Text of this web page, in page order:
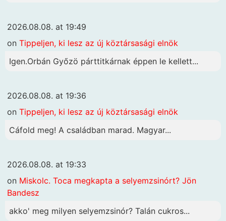
2026.08.08. at 19:49
on Tippeljen, ki lesz az új köztársasági elnök
Igen.Orbán Győzö párttitkárnak éppen le kellett...
2026.08.08. at 19:36
on Tippeljen, ki lesz az új köztársasági elnök
Cáfold meg! A családban marad. Magyar...
2026.08.08. at 19:33
on Miskolc. Toca megkapta a selyemzsinórt? Jön
Bandesz
akko' meg milyen selyemzsinór? Talán cukros...